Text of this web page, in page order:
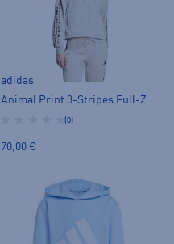
adidas
Animal Print 3-Stripes Full-Zip Hoodie - huppari
(0)
70,00 €